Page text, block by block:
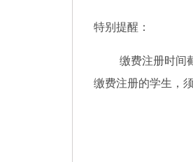
特别提醒：
缴费注册时间
缴费注册的学生，